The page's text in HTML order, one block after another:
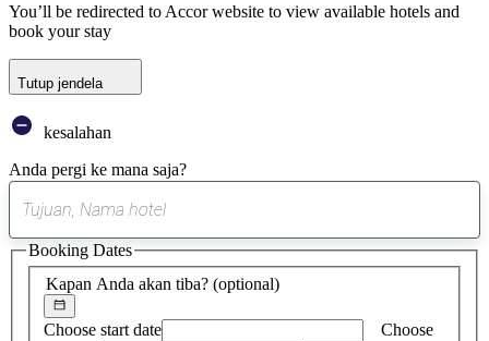
You’ll be redirected to Accor website to view available hotels and
book your stay
Tutup jendela
kesalahan
Anda pergi ke mana saja?
saran
ditemukan
Kapan Anda akan tiba? (optional)
Choose start date
Choose
Booking Dates